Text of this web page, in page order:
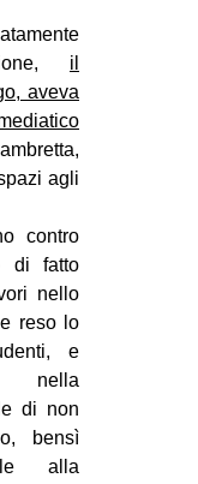
il
aveva
agli
contro
di fatto
nello
reso lo
e
nella
di non
bensì
alla